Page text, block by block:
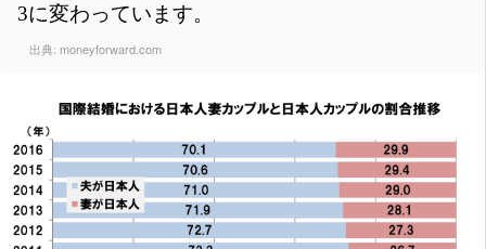
3に変わっています。
出典: moneyforward.com